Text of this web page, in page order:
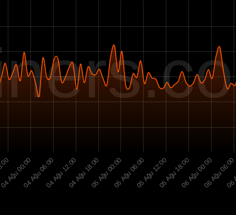
04 Ağu 00:0004 Ağu 06:0004 Ağu 12:0004 Ağu 18:0005 Ağu 00:0005 Ağu 06:0005 Ağu 12:0005 Ağu 18:0006 Ağu 00:0006 Ağu 06:00